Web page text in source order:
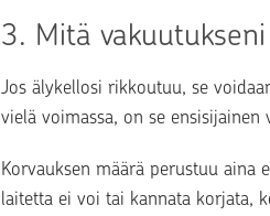
3. Mitä
Jos älykellosi rikkoutuu, se
vielä voimassa, on se ensisijainen
Korvauksen määrä perustuu aina
laitetta ei voi tai kannata korjata,